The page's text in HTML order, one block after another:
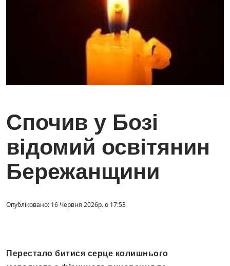
Спочив у Бозі
відомий освітянин
Бережанщини
Опубліковано: 16 Червня 2026р. о 17:53
Перестало битися серце колишнього